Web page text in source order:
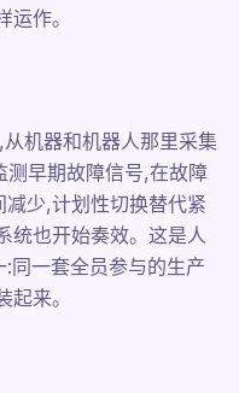
作。
机器和机器人那里采集
早期故障信号,在故障
少,计划性切换替代紧
统也开始奏效。这是人
同一套全员参与的生产
来。